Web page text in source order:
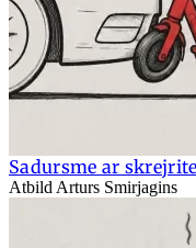
Sadursme ar
Atbild Arturs Smirjagins